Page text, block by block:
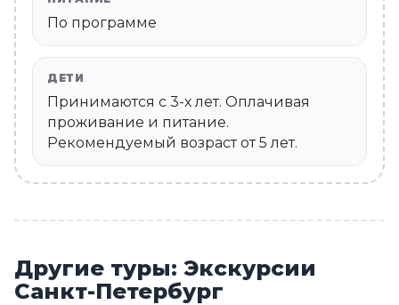
По программе
ДЕТИ
Принимаются c 3-х лет. Оплачивая
проживание и питание.
Рекомендуемый возраст от 5 лет.
Другие туры: Экскурсии
Санкт-Петербург